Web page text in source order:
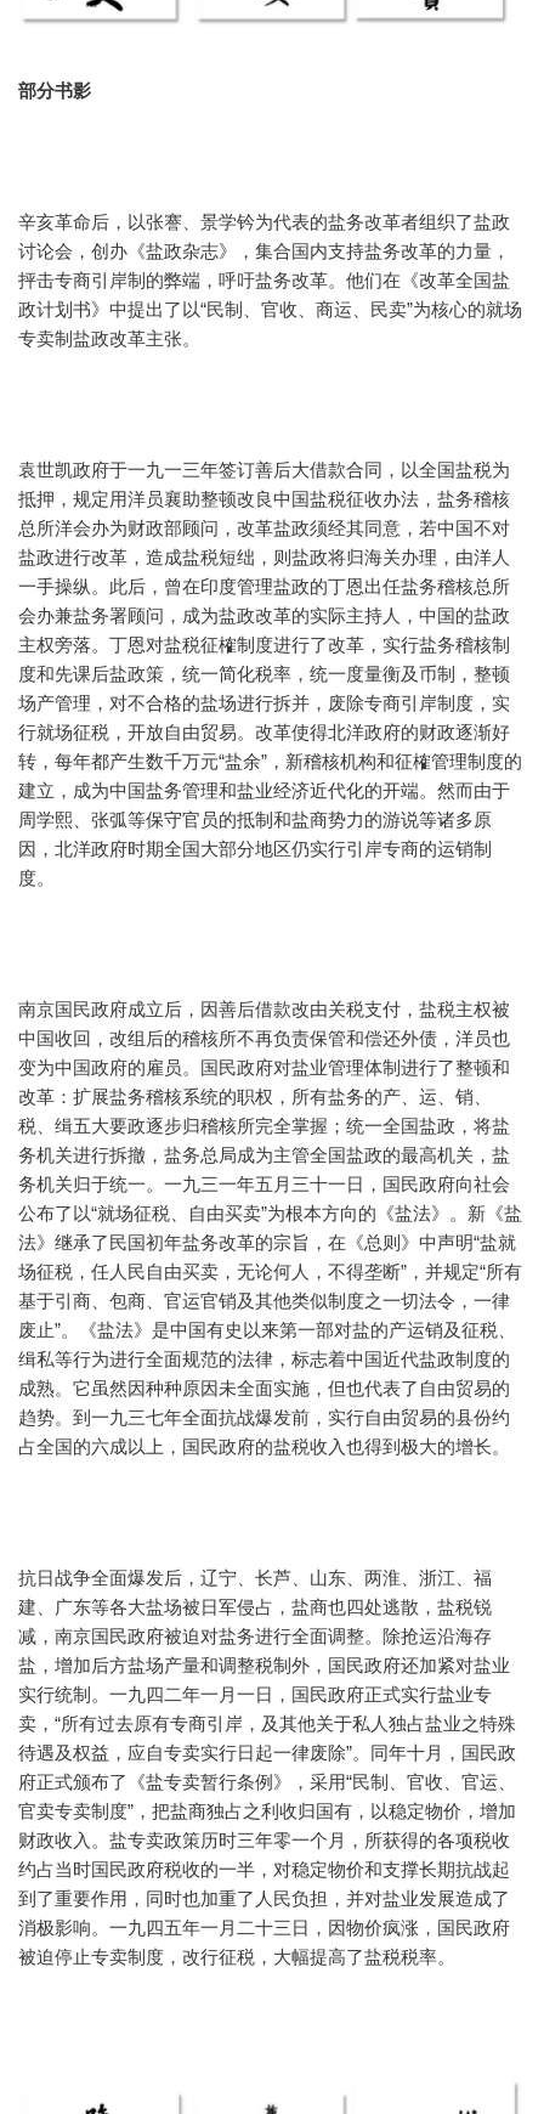
部分书影
辛亥革命后，以张謇、景学钤为代表的盐务改革者组织了盐政
讨论会，创办《盐政杂志》，集合国内支持盐务改革的力量，
抨击专商引岸制的弊端，呼吁盐务改革。他们在《改革全国盐
政计划书》中提出了以“民制、官收、商运、民卖”为核心的就场
专卖制盐政改革主张。
袁世凯政府于一九一三年签订善后大借款合同，以全国盐税为
抵押，规定用洋员襄助整顿改良中国盐税征收办法，盐务稽核
总所洋会办为财政部顾问，改革盐政须经其同意，若中国不对
盐政进行改革，造成盐税短绌，则盐政将归海关办理，由洋人
一手操纵。此后，曾在印度管理盐政的丁恩出任盐务稽核总所
会办兼盐务署顾问，成为盐政改革的实际主持人，中国的盐政
主权旁落。丁恩对盐税征榷制度进行了改革，实行盐务稽核制
度和先课后盐政策，统一简化税率，统一度量衡及币制，整顿
场产管理，对不合格的盐场进行拆并，废除专商引岸制度，实
行就场征税，开放自由贸易。改革使得北洋政府的财政逐渐好
转，每年都产生数千万元“盐余”，新稽核机构和征榷管理制度的
建立，成为中国盐务管理和盐业经济近代化的开端。然而由于
周学熙、张弧等保守官员的抵制和盐商势力的游说等诸多原
因，北洋政府时期全国大部分地区仍实行引岸专商的运销制
度。
南京国民政府成立后，因善后借款改由关税支付，盐税主权被
中国收回，改组后的稽核所不再负责保管和偿还外债，洋员也
变为中国政府的雇员。国民政府对盐业管理体制进行了整顿和
改革：扩展盐务稽核系统的职权，所有盐务的产、运、销、
税、缉五大要政逐步归稽核所完全掌握；统一全国盐政，将盐
务机关进行拆撤，盐务总局成为主管全国盐政的最高机关，盐
务机关归于统一。一九三一年五月三十一日，国民政府向社会
公布了以“就场征税、自由买卖”为根本方向的《盐法》。新《盐
法》继承了民国初年盐务改革的宗旨，在《总则》中声明“盐就
场征税，任人民自由买卖，无论何人，不得垄断”，并规定“所有
基于引商、包商、官运官销及其他类似制度之一切法令，一律
废止”。《盐法》是中国有史以来第一部对盐的产运销及征税、
缉私等行为进行全面规范的法律，标志着中国近代盐政制度的
成熟。它虽然因种种原因未全面实施，但也代表了自由贸易的
趋势。到一九三七年全面抗战爆发前，实行自由贸易的县份约
占全国的六成以上，国民政府的盐税收入也得到极大的增长。
抗日战争全面爆发后，辽宁、长芦、山东、两淮、浙江、福
建、广东等各大盐场被日军侵占，盐商也四处逃散，盐税锐
减，南京国民政府被迫对盐务进行全面调整。除抢运沿海存
盐，增加后方盐场产量和调整税制外，国民政府还加紧对盐业
实行统制。一九四二年一月一日，国民政府正式实行盐业专
卖，“所有过去原有专商引岸，及其他关于私人独占盐业之特殊
待遇及权益，应自专卖实行日起一律废除”。同年十月，国民政
府正式颁布了《盐专卖暂行条例》，采用“民制、官收、官运、
官卖专卖制度”，把盐商独占之利收归国有，以稳定物价，增加
财政收入。盐专卖政策历时三年零一个月，所获得的各项税收
约占当时国民政府税收的一半，对稳定物价和支撑长期抗战起
到了重要作用，同时也加重了人民负担，并对盐业发展造成了
消极影响。一九四五年一月二十三日，因物价疯涨，国民政府
被迫停止专卖制度，改行征税，大幅提高了盐税税率。